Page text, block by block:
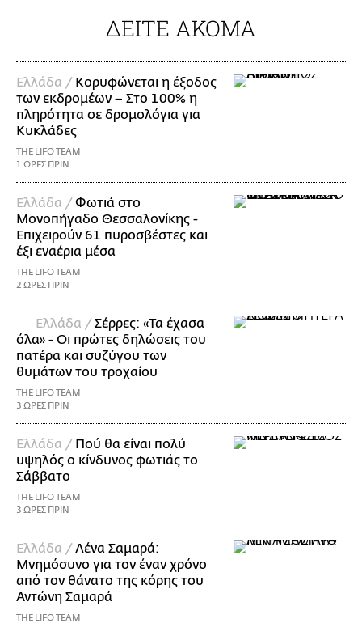
ΔΕΙΤΕ ΑΚΟΜΑ
Ελλάδα / Κορυφώνεται η έξοδος
των εκδρομέων – Στο 100% η
πληρότητα σε δρομολόγια για
Κυκλάδες
THE LIFO TEAM
1 ΩΡΕΣ ΠΡΙΝ
Ελλάδα /Φωτιά στο
Μονοπήγαδο Θεσσαλονίκης -
Επιχειρούν 61 πυροσβέστες και
έξι εναέρια μέσα
THE LIFO TEAM
2 ΩΡΕΣ ΠΡΙΝ
Ελλάδα /Σέρρες: «Τα έχασα
όλα» - Οι πρώτες δηλώσεις του
πατέρα και συζύγου των
θυμάτων του τροχαίου
THE LIFO TEAM
3 ΩΡΕΣ ΠΡΙΝ
Ελλάδα / Πού θα είναι πολύ
υψηλός ο κίνδυνος φωτιάς το
Σάββατο
THE LIFO TEAM
3 ΩΡΕΣ ΠΡΙΝ
Ελλάδα /Λένα Σαμαρά:
Μνημόσυνο για τον έναν χρόνο
από τον θάνατο της κόρης του
Αντώνη Σαμαρά
THE LIFO TEAM